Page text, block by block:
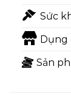
Sức
Dụng
Sản